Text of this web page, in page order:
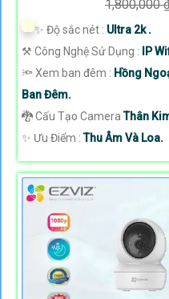
1,800,000
✨ Độ sắc nét : Ultra 2k .
⚒ Công Nghệ Sử Dụng :
IP
🔦 Xem ban đêm : Hồng
Ban Đêm.
🐉️ Cấu Tạo CameraThân
️✨ Ưu Điểm :Thu Âm Và Loa.